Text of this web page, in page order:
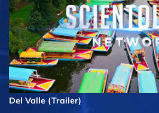
Del Valle (Trailer)